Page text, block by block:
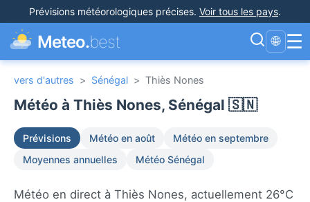
Prévisions météorologiques précises. Voir tous les pays.
Meteo.best 🌐 ☰
vers d'autres > Sénégal > Thiès Nones
Météo à Thiès Nones, Sénégal 🇸🇳
Prévisions Météo en août
Météo en septembre
Moyennes annuelles
Météo Sénégal
Météo en direct à Thiès Nones, actuellement 26°C